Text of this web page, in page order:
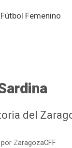
del
por ZaragozaCFF